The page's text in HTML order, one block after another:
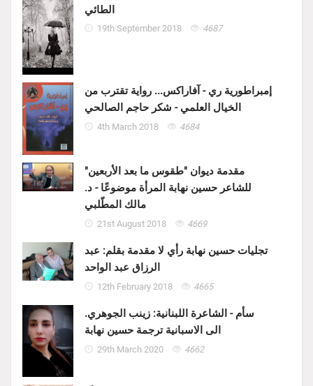
الطائي
19th September 2018 4687
إمبراطورية ري - آفاراكس... رواية تقترب من
الخيال العلمي - شكر حاجم الصالحي
4th March 2018 4684
مقدمة ديوان "طقوس ما بعد الأربعين"
للشاعر حسين نهابة المرأة موضوعًا - د.
مالك المطّلبي
21st August 2018 4669
تجليات حسين نهابة رأي لا مقدمة بقلم: عبد
الرزاق عبد الواحد
12th February 2018 4665
سأم - الشاعرة اللبنانية: زينب الجوهري.
الى الاسبانية ترجمة حسين نهابة
29th March 2020 4662